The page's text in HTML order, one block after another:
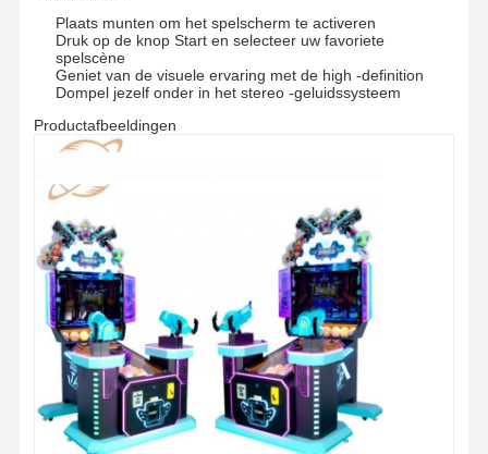
Thuis Producten Videos
Plaats munten om het spelscherm te activeren
Druk op de knop Start en selecteer uw favoriete
spelscène
Geniet van de visuele ervaring met de high -definition
Dompel jezelf onder in het stereo -geluidssysteem
Productafbeeldingen